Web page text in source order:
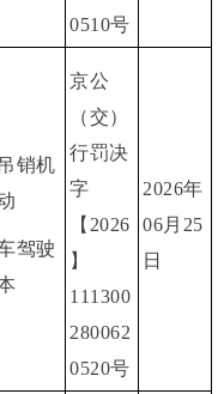
0510号
吊销机
驾驶
京公
（交）
行罚决
字
【2026
】
111300
280062
0520号
2026年
06月25
日